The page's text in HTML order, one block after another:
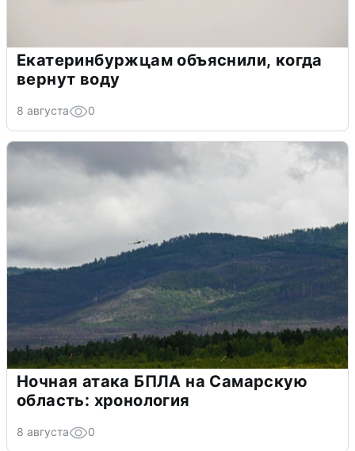
Екатеринбуржцам объяснили, когда
вернут воду
8 августа 0
Ночная атака БПЛА на Самарскую
область: хронология
8 августа 0